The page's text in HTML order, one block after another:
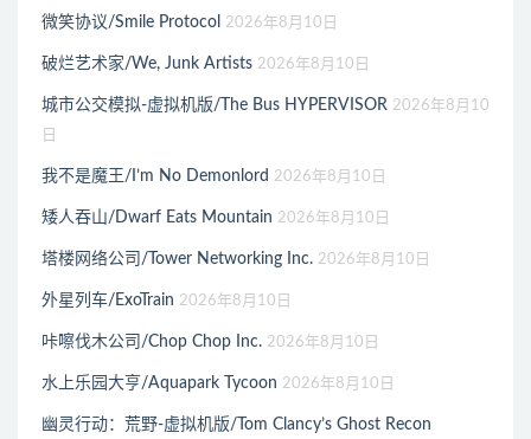
微笑协议/Smile Protocol 2026年8月10日
破烂艺术家/We, Junk Artists 2026年8月10日
城市公交模拟-虚拟机版/The Bus HYPERVISOR 2026年8月10
日
我不是魔王/I’m No Demonlord 2026年8月10日
矮人吞山/Dwarf Eats Mountain 2026年8月10日
塔楼网络公司/Tower Networking Inc. 2026年8月10日
外星列车/ExoTrain 2026年8月10日
咔嚓伐木公司/Chop Chop Inc. 2026年8月10日
水上乐园大亨/Aquapark Tycoon 2026年8月10日
幽灵行动：荒野-虚拟机版/Tom Clancy’s Ghost Recon